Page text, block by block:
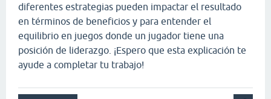
diferentes estrategias pueden impactar el resultado
en términos de beneficios y para entender el
equilibrio en juegos donde un jugador tiene una
posición de liderazgo. ¡Espero que esta explicación te
ayude a completar tu trabajo!